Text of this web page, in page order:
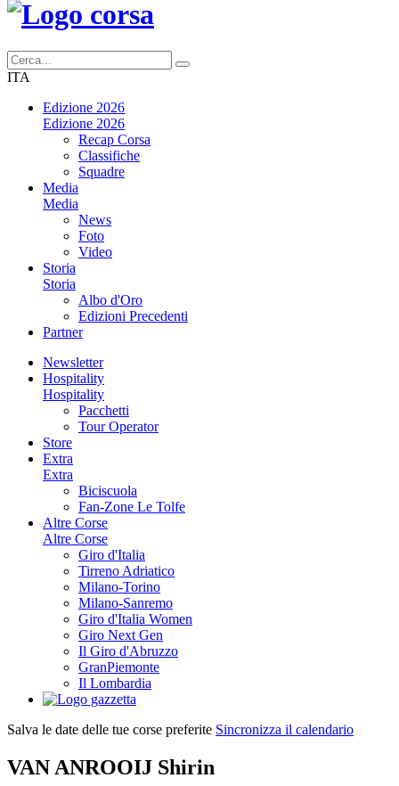
ITA
Edizione 2026
Edizione 2026
Recap Corsa
Classifiche
Squadre
Media
Media
News
Foto
Video
Storia
Storia
Albo d'Oro
Edizioni Precedenti
Partner
Newsletter
Hospitality
Hospitality
Pacchetti
Tour Operator
Store
Extra
Extra
Biciscuola
Fan-Zone Le Tolfe
Altre Corse
Altre Corse
Giro d'Italia
Tirreno Adriatico
Milano-Torino
Milano-Sanremo
Giro d'Italia Women
Giro Next Gen
Il Giro d'Abruzzo
GranPiemonte
Il Lombardia
Salva le date delle tue corse preferite Sincronizza il calendario
VAN ANROOIJ Shirin